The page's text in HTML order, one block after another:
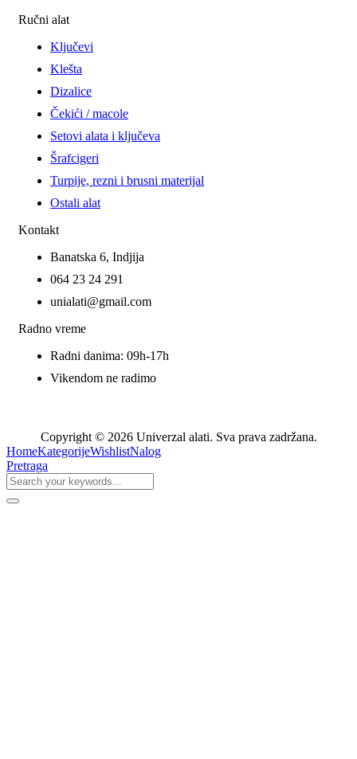
Ručni alat
Ključevi
Klešta
Dizalice
Čekići / macole
Setovi alata i ključeva
Šrafcigeri
Turpije, rezni i brusni materijal
Ostali alat
Kontakt
Banatska 6, Indjija
064 23 24 291
unialati@gmail.com
Radno vreme
Radni danima: 09h-17h
Vikendom ne radimo
Copyright © 2026 Univerzal alati. Sva prava zadržana.
HomeKategorijeWishlistNalog
Pretraga